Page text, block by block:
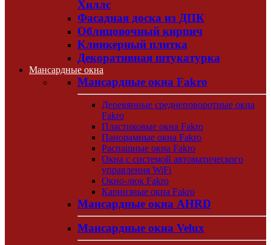
Хиллс
Фасадная доска из ДПК
Облицовочный кирпич
Клинкерный плитка
Декоративная штукатурка
Мансардные окна
Мансардные окна Fakro
Деревянные среднеповоротные окна
Fakro
Пластиковые окна Fakro
Панорамные окна Fakro
Распашные окна Fakro
Окна с системой автоматического
управления WiFi
Окно-люк Fakro
Карнизные окна Fakro
Мансардные окна AHRD
Мансардные окна Velux